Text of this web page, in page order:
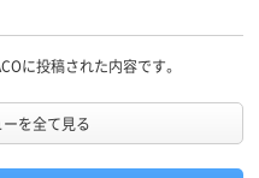
に投稿された内容です。
を全て見る